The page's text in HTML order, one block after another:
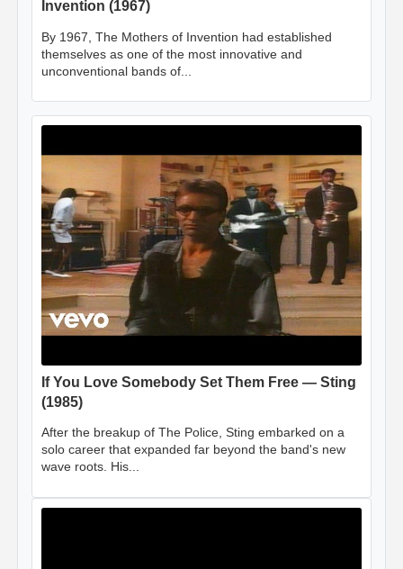
Invention (1967)
By 1967, The Mothers of Invention had established
themselves as one of the most innovative and
unconventional bands of...
If You Love Somebody Set Them Free — Sting
(1985)
After the breakup of The Police, Sting embarked on a
solo career that expanded far beyond the band's new
wave roots. His...